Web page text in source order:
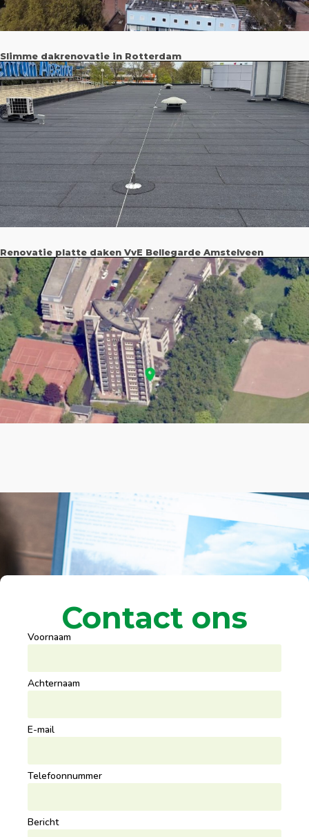
Slimme dakrenovatie in Rotterdam
Renovatie platte daken VvE Bellegarde Amstelveen
Contact ons
Voornaam
Achternaam
E-mail
Telefoonnummer
Bericht